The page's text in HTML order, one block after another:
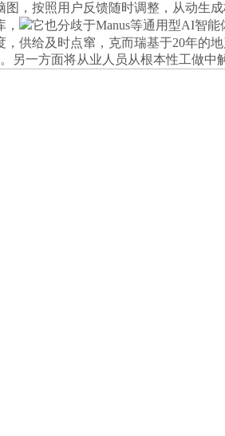
，按照用户反馈随时调整，从动生
它也分歧于Manus等通用型AI智
供给及时点窜，克而瑞基于20年的
另一方面将从业人员从根本性工做